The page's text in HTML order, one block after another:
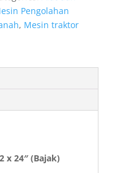
Pengolahan
, Mesin traktor
x 24″ (Bajak)